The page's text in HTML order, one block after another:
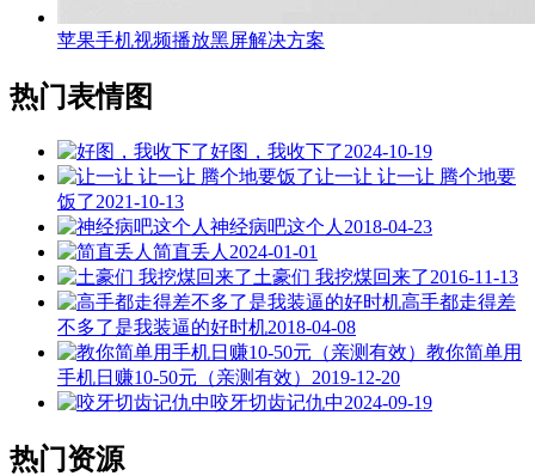
苹果手机视频播放黑屏解决方案
热门表情图
好图，我收下了2024-10-19
让一让 让一让 腾个地要
饭了2021-10-13
神经病吧这个人 2018-04-23
简直丢人 2024-01-01
土豪们 我挖煤回来了2016-11-13
高手都走得差
不多了是我装逼的好时机2018-04-08
教你简单用
手机日赚10-50元（亲测有效） 2019-12-20
咬牙切齿记仇中2024-09-19
热门资源